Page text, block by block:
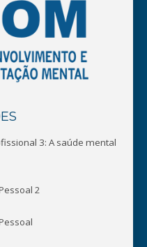
3: A saúde mental
2